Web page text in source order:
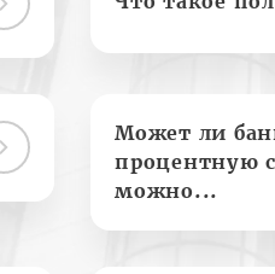
Может ли
процентную
можно...